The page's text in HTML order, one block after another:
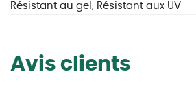
Résistant au gel, Résistant aux UV
Avis clients